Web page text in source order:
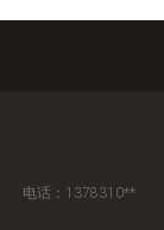
电话：1378310**